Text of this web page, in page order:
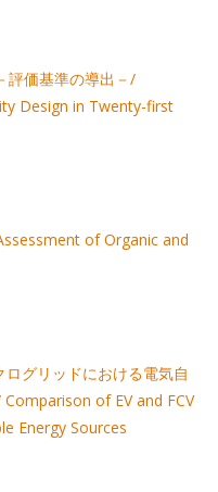
評価基準の導出－/
Design in Twenty-first
of Organic and
グリッドにおける電気自
of EV and FCV
Energy Sources